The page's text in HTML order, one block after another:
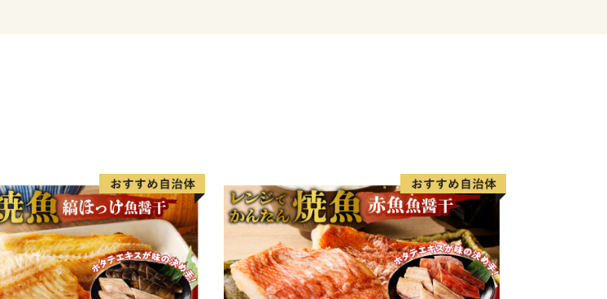
の海水浴場として観光客や地域の子どもたちにも親しまれていまし
たが、東日本大震災で被災。現在は復旧し、海水浴場として再オー
プンを果たしています。夏は海水浴、春から秋にかけてはマリンツ
ーリズムやキャンプでお楽しみいただけます。天気の良い日に島の
周りに広がるエメラルドブルーの美しい景観は必見です。